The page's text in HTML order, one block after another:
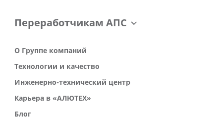
Переработчикам АПС
О Группе компаний
Технологии и качество
Инженерно-технический центр
Карьера в «АЛЮТЕХ»
Блог